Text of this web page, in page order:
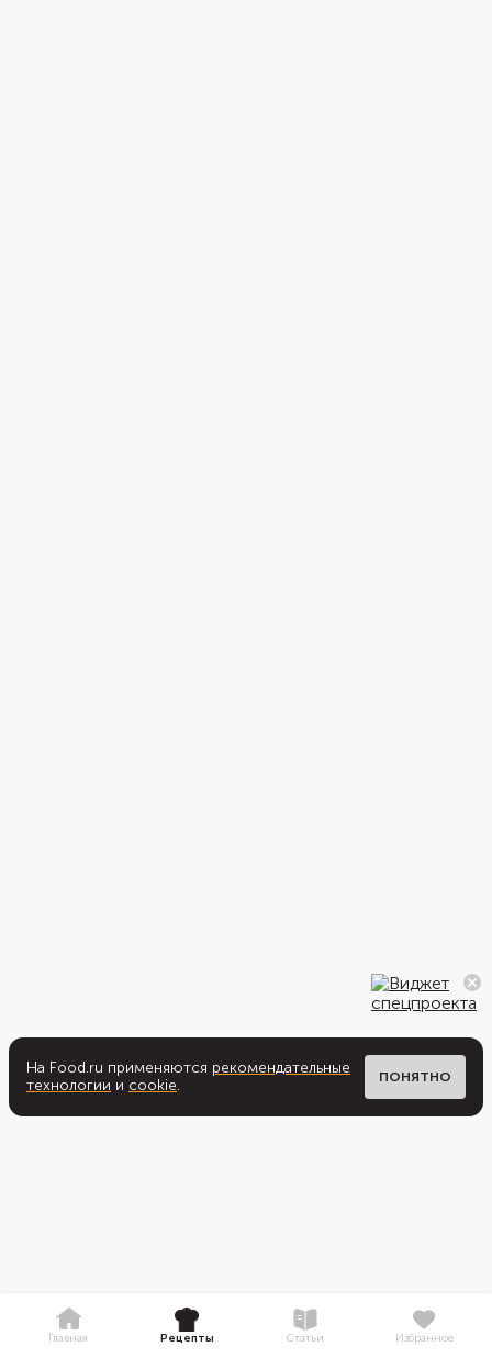
На Food.ru применяются рекомендательные
технологии и cookie. ПОНЯТНО
Главная Рецепты Статьи Избранное